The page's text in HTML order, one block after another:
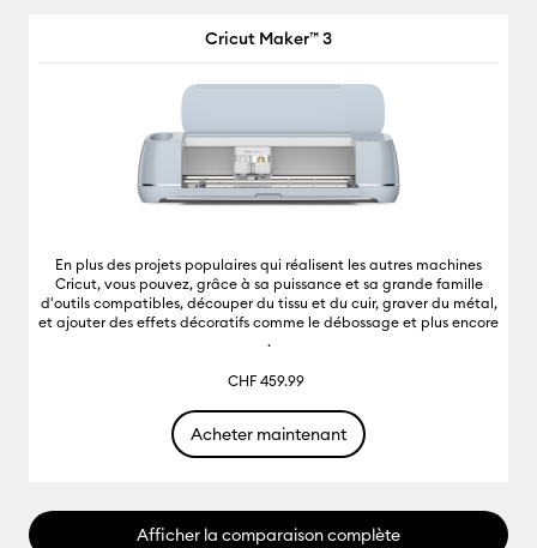
Cricut Maker™ 3
En plus des projets populaires qui réalisent les autres machines
Cricut, vous pouvez, grâce à sa puissance et sa grande famille
d'outils compatibles, découper du tissu et du cuir, graver du métal,
et ajouter des effets décoratifs comme le débossage et plus encore
.
CHF 459.99
Acheter maintenant
Afficher la comparaison complète